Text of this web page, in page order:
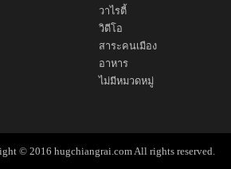
วาไรตี้
วิดีโอ
สาระคนเมือง
อาหาร
ไม่มีหมวดหมู่
© 2016 hugchiangrai.com All rights reserved.